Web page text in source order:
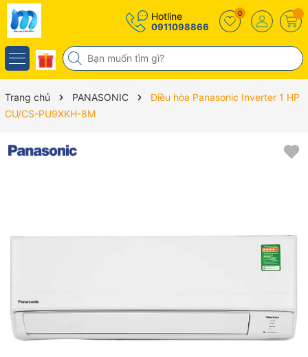
Hotline
0911098866
0
Trang chủ PANASONIC
Điều hòa Panasonic Inverter 1 HP
CU/CS-PU9XKH-8M